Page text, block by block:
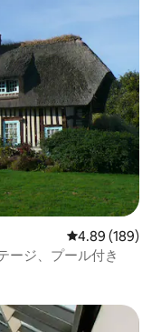
レビュー189
4.89 (189)
ージ、プール付き